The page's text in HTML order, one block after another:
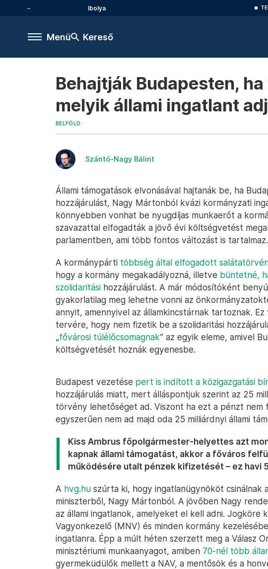
Ibolya
Menü Kereső
Behajtják Budapesten,
melyik állami ingatlant
BELFÖLD
Szántó-Nagy Bálint
Állami támogatások elvonásával hajtanák be, ha
hozzájárulást, Nagy Mártonból kvázi kormányzati
könnyebben vonhat be nyugdíjas munkaerőt a
szavazattal elfogadták a jövő évi költségvetést
parlamentben, ami több fontos változást is tartalmaz.
A kormánypárti többség által elfogadott
hogy a kormány megakadályozná, illetve büntetné,
szolidaritási hozzájárulást. A már módosítóként
gyakorlatilag meg lehetne vonni az
annyit, amennyivel az államkincstárnak tartoznak.
tervére, hogy nem fizetik be a szolidaritási
„fővárosi túlélőcsomagnak” az egyik eleme, amivel
költségvetését hoznák egyenesbe.
Budapest vezetése pert is indított a közigazgatási
hozzájárulás miatt, mert álláspontjuk szerint az 25
törvény lehetőséget ad. Viszont ha ezt a pénzt nem
egyszerűen nem ad majd oda 25 milliárdnyi állami
Kiss Ambrus főpolgármester-helyettes azt
kapnak állami támogatást, akkor a főváros
működésére utalt pénzek kifizetését – ez havi
A hvg.hu szúrta ki, hogy ingatlanügynököt csinálnak
miniszterből, Nagy Mártonból. A jövőben Nagy
az állami ingatlanok, amelyeket el kell adni. Jogköre
Vagyonkezelő (MNV) és minden kormány
ingatlanra. Épp a múlt héten szerzett meg a Válasz
minisztériumi munkaanyagot, amiben 70-nél több
gyermeküdülők mellett a NAV, a mentősök és a